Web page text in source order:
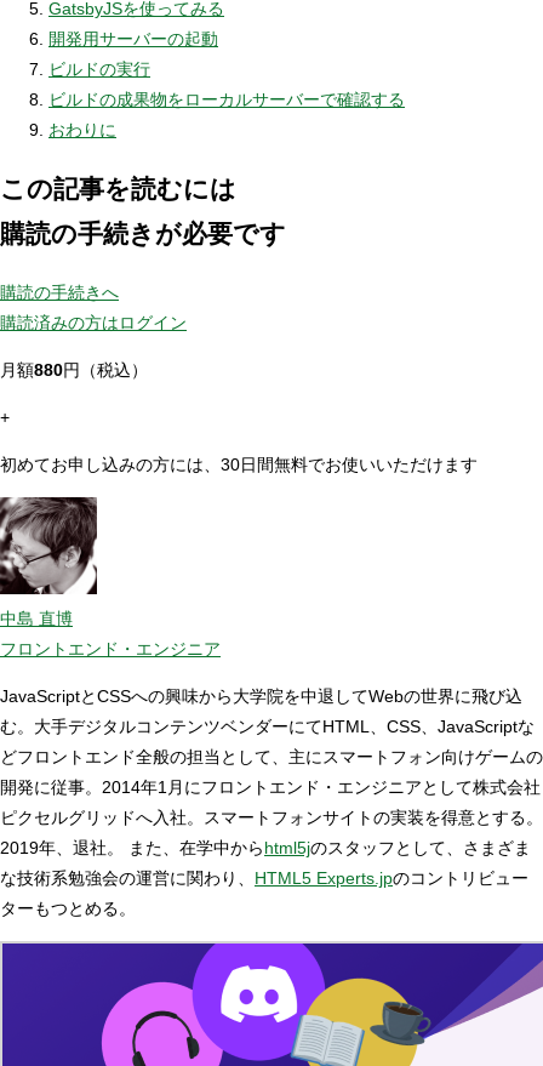
GatsbyJSを使ってみる
開発用サーバーの起動
ビルドの実行
ビルドの成果物をローカルサーバーで確認する
おわりに
この記事を読むには
購読の手続きが必要です
購読の手続きへ
購読済みの方はログイン
月額880円（税込）
+
初めてお申し込みの方には、30日間無料でお使いいただけます
中島 直博
フロントエンド・エンジニア
JavaScriptとCSSへの興味から大学院を中退してWebの世界に飛び込
む。大手デジタルコンテンツベンダーにてHTML、CSS、JavaScriptな
どフロントエンド全般の担当として、主にスマートフォン向けゲームの
開発に従事。2014年1月にフロントエンド・エンジニアとして株式会社
ピクセルグリッドへ入社。スマートフォンサイトの実装を得意とする。
2019年、退社。 また、在学中からhtml5jのスタッフとして、さまざま
な技術系勉強会の運営に関わり、 HTML5 Experts.jpのコントリビュー
ターもつとめる。